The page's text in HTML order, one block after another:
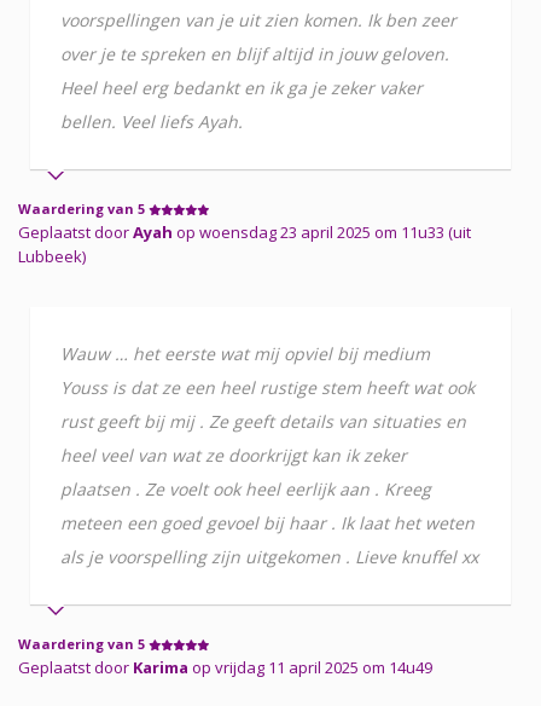
voorspellingen van je uit zien komen. Ik ben zeer
over je te spreken en blijf altijd in jouw geloven.
Heel heel erg bedankt en ik ga je zeker vaker
bellen. Veel liefs Ayah.
Waardering van 5
Geplaatst doorAyah op woensdag 23 april 2025 om 11u33 (uit
Lubbeek)
Wauw … het eerste wat mij opviel bij medium
Youss is dat ze een heel rustige stem heeft wat ook
rust geeft bij mij . Ze geeft details van situaties en
heel veel van wat ze doorkrijgt kan ik zeker
plaatsen . Ze voelt ook heel eerlijk aan . Kreeg
meteen een goed gevoel bij haar . Ik laat het weten
als je voorspelling zijn uitgekomen . Lieve knuffel xx
Waardering van 5
Geplaatst door Karima op vrijdag 11 april 2025 om 14u49